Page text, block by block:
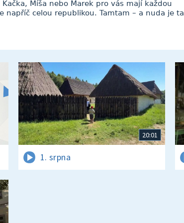
Míša nebo Marek pro vás mají každou
napříč celou republikou. Tamtam – a nuda je ta
20:01
1. srpna